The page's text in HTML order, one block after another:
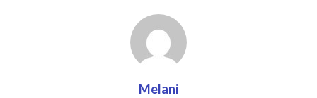
Melani